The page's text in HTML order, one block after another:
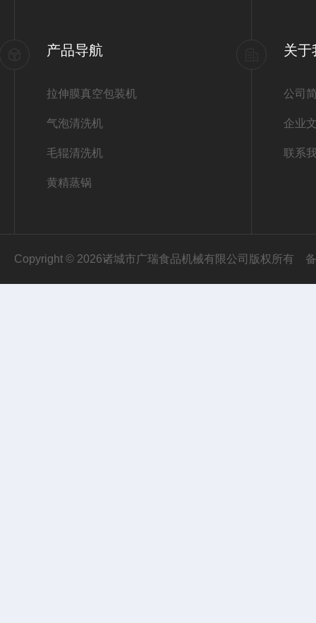
产品导航
拉伸膜真空包装机
气泡清洗机
毛辊清洗机
黄精蒸锅
关于
公司
企业
联系
Copyright © 2026诸城市广瑞食品机械有限公司版权所有